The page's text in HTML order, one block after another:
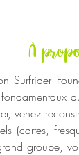
À
Surfrider
venez
(cartes,
groupe,